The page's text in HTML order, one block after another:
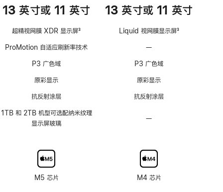
13 英寸或 11 英寸
超精视网膜 XDR 显示屏
注
3
ProMotion 自适应刷新率技术
P3 广色域
原彩显示
抗反射涂层
1TB 和 2TB 机型可选配纳米纹理
显示屏玻璃
M5 芯片
13 英寸或 11 英寸
Liquid 视网膜显示屏3
—
持
ProMotion
适
技
术
P3 广色域
原彩显示
抗反射涂层
—
配
纳
纹
M4 芯片